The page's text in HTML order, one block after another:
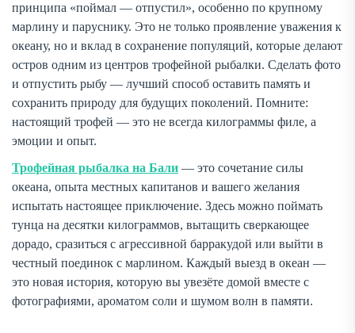
принципа «поймал — отпустил», особенно по крупному
марлину и паруснику. Это не только проявление уважения к
океану, но и вклад в сохранение популяций, которые делают
остров одним из центров трофейной рыбалки. Сделать фото
и отпустить рыбу — лучший способ оставить память и
сохранить природу для будущих поколений. Помните:
настоящий трофей — это не всегда килограммы филе, а
эмоции и опыт.
Трофейная рыбалка на Бали — это сочетание силы
океана, опыта местных капитанов и вашего желания
испытать настоящее приключение. Здесь можно поймать
тунца на десятки килограммов, вытащить сверкающее
дорадо, сразиться с агрессивной барракудой или выйти в
честный поединок с марлином. Каждый выезд в океан —
это новая история, которую вы увезёте домой вместе с
фотографиями, ароматом соли и шумом волн в памяти.